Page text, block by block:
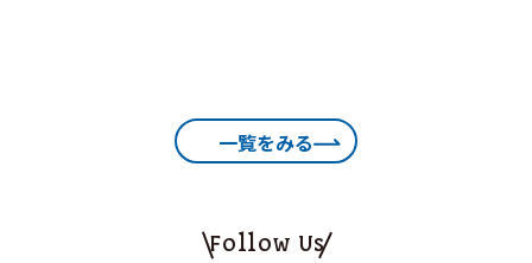
一覧をみる
Follow Us